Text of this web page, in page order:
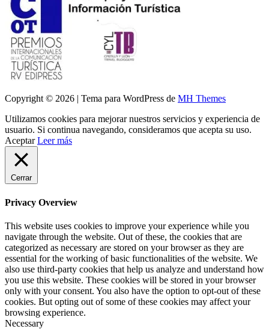
Copyright © 2026 | Tema para WordPress de MH Themes
Utilizamos cookies para mejorar nuestros servicios y experiencia de
usuario. Si continua navegando, consideramos que acepta su uso.
Aceptar Leer más
Cerrar
Privacy Overview
This website uses cookies to improve your experience while you
navigate through the website. Out of these, the cookies that are
categorized as necessary are stored on your browser as they are
essential for the working of basic functionalities of the website. We
also use third-party cookies that help us analyze and understand how
you use this website. These cookies will be stored in your browser
only with your consent. You also have the option to opt-out of these
cookies. But opting out of some of these cookies may affect your
browsing experience.
Necessary